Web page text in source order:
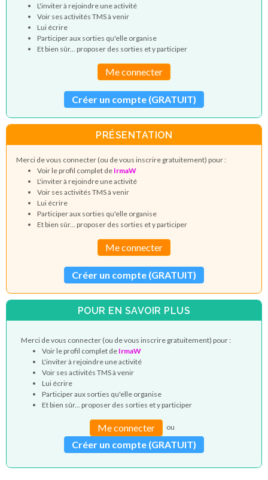
L'inviter à rejoindre une activité
Voir ses activités TMS à venir
Lui écrire
Participer aux sorties qu'elle organise
Et bien sûr... proposer des sorties et y participer
Me connecter
Créer un compte (GRATUIT)
PRÉSENTATION
Merci de vous connecter (ou de vous inscrire gratuitement) pour :
Voir le profil complet de IrmaW
L'inviter à rejoindre une activité
Voir ses activités TMS à venir
Lui écrire
Participer aux sorties qu'elle organise
Et bien sûr... proposer des sorties et y participer
Me connecter
Créer un compte (GRATUIT)
POUR EN SAVOIR PLUS
Merci de vous connecter (ou de vous inscrire gratuitement) pour :
Voir le profil complet de IrmaW
L'inviter à rejoindre une activité
Voir ses activités TMS à venir
Lui écrire
Participer aux sorties qu'elle organise
Et bien sûr... proposer des sorties et y participer
Me connecter ou
Créer un compte (GRATUIT)